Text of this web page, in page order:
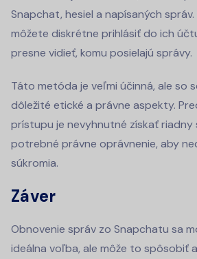
Snapchat, hesiel a napísaných
môžete diskrétne prihlásiť do ich
presne vidieť, komu posielajú správy.
Táto metóda je veľmi účinná, ale so
dôležité etické a právne aspekty.
prístupu je nevyhnutné získať riadny
potrebné právne oprávnenie, aby
súkromia.
Záver
Obnovenie správ zo Snapchatu sa
ideálna voľba, ale môže to spôsobiť